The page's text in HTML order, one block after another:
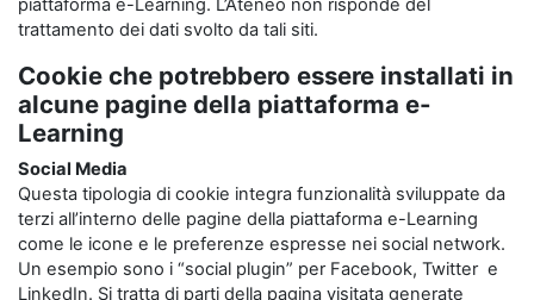
piattaforma e-Learning. L’Ateneo non risponde del
trattamento dei dati svolto da tali siti.
Cookie che potrebbero essere installati in
alcune pagine della piattaforma e-
Learning
Social Media
Questa tipologia di cookie integra funzionalità sviluppate da
terzi all’interno delle pagine della piattaforma e-Learning
come le icone e le preferenze espresse nei social network.
Un esempio sono i “social plugin” per Facebook, Twitter e
LinkedIn. Si tratta di parti della pagina visitata generate